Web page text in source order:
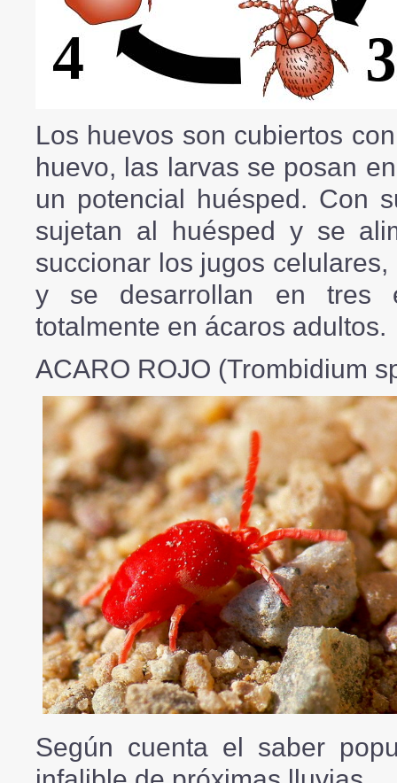
Los huevos son cubiertos
huevo, las larvas se posan
un potencial huésped. Con
sujetan al huésped y se
succionar los jugos
y se desarrollan en tres
totalmente en ácaros adultos.
ACARO ROJO (Trombidium
Según cuenta el saber